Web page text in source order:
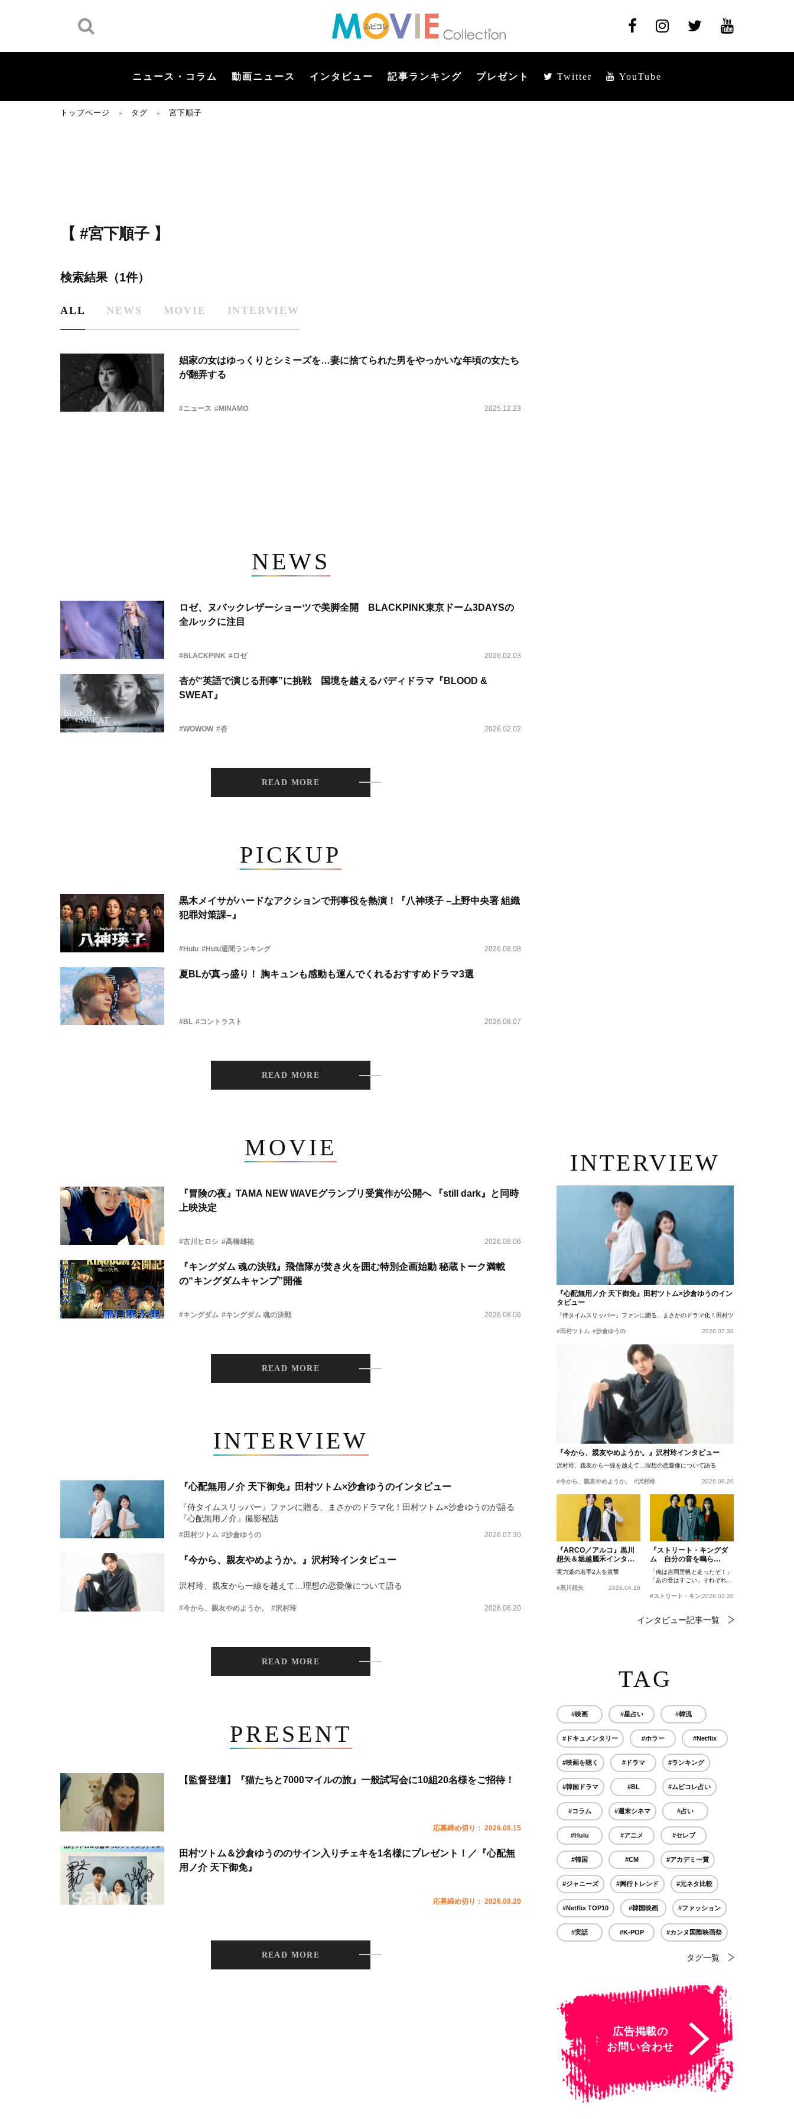
ニュース・コラム 動画ニュース インタビュー 記事ランキング プレゼント Twitter YouTube
トップページ ＞ タグ ＞ 宮下順子
【 #宮下順子 】
検索結果（1件）
ALL NEWS MOVIE INTERVIEW
娼家の女はゆっくりとシミーズを…妻に捨てられた男をやっかいな年頃の女たち
が翻弄する
#ニュース #MINAMO 2025.12.23
NEWS
ロゼ、ヌバックレザーショーツで美脚全開 BLACKPINK東京ドーム3DAYSの
全ルックに注目
#BLACKPINK #ロゼ 2026.02.03
杏が“英語で演じる刑事”に挑戦 国境を越えるバディドラマ『BLOOD &
SWEAT』
#WOWOW #杏 2026.02.02
READ MORE
PICKUP
黒木メイサがハードなアクションで刑事役を熱演！『八神瑛子 –上野中央署 組織
犯罪対策課–』
#Hulu #Hulu週間ランキング 2026.08.08
夏BLが真っ盛り！ 胸キュンも感動も運んでくれるおすすめドラマ3選
#BL #コントラスト 2026.08.07
READ MORE
MOVIE
『冒険の夜』TAMA NEW WAVEグランプリ受賞作が公開へ 『still dark』と同時
上映決定
#古川ヒロシ #髙橋雄祐 2026.08.06
『キングダム 魂の決戦』飛信隊が焚き火を囲む特別企画始動 秘蔵トーク満載
の“キングダムキャンプ”開催
#キングダム #キングダム 魂の決戦 2026.08.06
READ MORE
INTERVIEW
『心配無用ノ介 天下御免』田村ツトム×沙倉ゆうのインタビュー
『侍タイムスリッパー』ファンに贈る、まさかのドラマ化！田村ツトム×沙倉ゆうのが語る
『心配無用ノ介』撮影秘話
#田村ツトム #沙倉ゆうの 2026.07.30
『今から、親友やめようか。』沢村玲インタビュー
沢村玲、親友から一線を越えて…理想の恋愛像について語る
#今から、親友やめようか。 #沢村玲 2026.06.20
READ MORE
PRESENT
【監督登壇】『猫たちと7000マイルの旅』一般試写会に10組20名様をご招待！
応募締め切り： 2026.08.15
田村ツトム＆沙倉ゆうののサイン入りチェキを1名様にプレゼント！／『心配無
用ノ介 天下御免』
応募締め切り： 2026.08.20
READ MORE
INTERVIEW
『心配無用ノ介 天下御免』田村ツトム×沙倉ゆうのイン
タビュー
『侍タイムスリッパー』ファンに贈る、まさかのドラマ化！田村ツトム×沙倉ゆうのが語
#田村ツトム #沙倉ゆうの 2026.07.30
『今から、親友やめようか。』沢村玲インタビュー
沢村玲、親友から一線を越えて…理想の恋愛像について語る
#今から、親友やめようか。 #沢村玲 2026.06.20
『ARCO／アルコ』黒川
想矢＆堀越麗禾インタビ
ュー
実力派の若手2人を直撃
#黒川想矢 2026.04.18
『ストリート・キングダ
ム 自分の音を鳴ら
せ。』峯田和伸、若葉竜
也、吉岡里帆インタビュ
ー
「俺は吉岡里帆と走ったぞ！」
「あの音はすごい」それぞれの
#ストリート・キングダム 自分の音を鳴らせ。
2026.03.20
インタビュー記事一覧
TAG
#映画 #星占い #韓流
#ドキュメンタリー #ホラー #Netflix
#映画を聴く #ドラマ #ランキング
#韓国ドラマ #BL #ムビコレ占い
#コラム #週末シネマ #占い
#Hulu #アニメ #セレブ
#韓国 #CM #アカデミー賞
#ジャニーズ #興行トレンド #元ネタ比較
#Netflix TOP10 #韓国映画 #ファッション
#実話 #K-POP #カンヌ国際映画祭
タグ一覧
広告掲載の
お問い合わせ